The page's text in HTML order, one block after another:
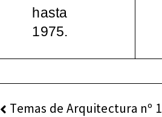
hasta
1975.
NAVEGACIÓN
Temas de Arquitectura nº 1